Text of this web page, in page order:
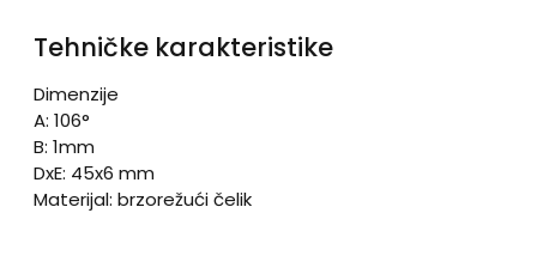
Tehničke karakteristike
Dimenzije
A: 106°
B: 1mm
DxE: 45x6 mm
Materijal: brzorežući čelik